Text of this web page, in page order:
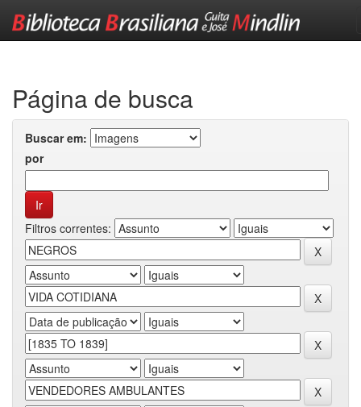
Página de busca
Buscar em:
por
Filtros correntes: